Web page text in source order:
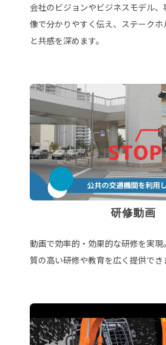
会社のビジョンやビジネスモデル
像で分かりやすく伝え、ステーク
と共感を深めます。
研修動画
動画で効率的・効果的な研修を実現
質の高い研修や教育を広く提供でき